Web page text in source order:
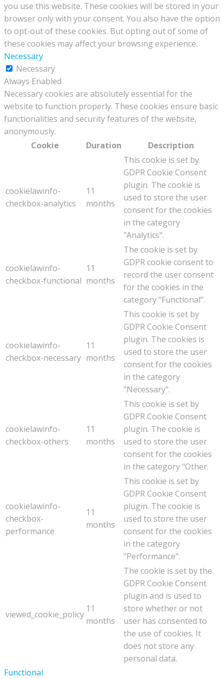
you use this website. These cookies will be stored in your
browser only with your consent. You also have the option
to opt-out of these cookies. But opting out of some of
these cookies may affect your browsing experience.
Necessary
Necessary
Always Enabled
Necessary cookies are absolutely essential for the
website to function properly. These cookies ensure basic
functionalities and security features of the website,
anonymously.
Cookie
Duration Description
cookielawinfo-
checkbox-analytics
11
months
This cookie is set by
GDPR Cookie Consent
plugin. The cookie is
used to store the user
consent for the cookies
in the category
"Analytics".
cookielawinfo-
checkbox-functional
11
months
The cookie is set by
GDPR cookie consent to
record the user consent
for the cookies in the
category "Functional".
cookielawinfo-
checkbox-necessary
11
months
This cookie is set by
GDPR Cookie Consent
plugin. The cookies is
used to store the user
consent for the cookies
in the category
"Necessary".
cookielawinfo-
checkbox-others
11
months
This cookie is set by
GDPR Cookie Consent
plugin. The cookie is
used to store the user
consent for the cookies
in the category "Other.
cookielawinfo-
checkbox-
performance
11
months
This cookie is set by
GDPR Cookie Consent
plugin. The cookie is
used to store the user
consent for the cookies
in the category
"Performance".
viewed_cookie_policy
11
months
The cookie is set by the
GDPR Cookie Consent
plugin and is used to
store whether or not
user has consented to
the use of cookies. It
does not store any
personal data.
Functional